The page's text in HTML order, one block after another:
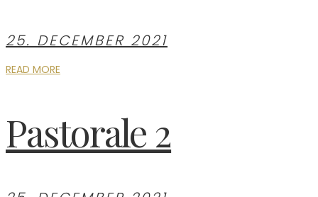
25. DECEMBER 2021
READ MORE
Pastorale 2